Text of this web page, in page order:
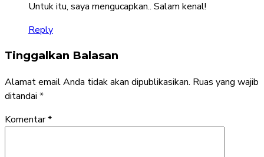
Untuk itu, saya mengucapkan.. Salam kenal!
Reply
Tinggalkan Balasan
Alamat email Anda tidak akan dipublikasikan. Ruas yang wajib
ditandai *
Komentar*